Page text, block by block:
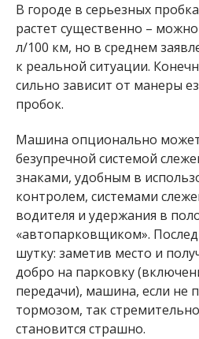
В городе в серьезных
растет существенно –
л/100 км, но в среднем
к реальной ситуации.
сильно зависит от манеры
пробок.
Машина опционально
безупречной системой
знаками, удобным в
контролем, системами
водителя и удержания в
«автопарковщиком».
шутку: заметив место и
добро на парковку
передачи), машина, если не
тормозом, так
становится страшно.